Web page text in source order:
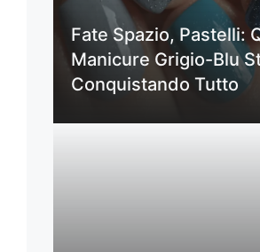
Fate Spazio, Pastelli:
Manicure Grigio-Blu
Conquistando Tutto